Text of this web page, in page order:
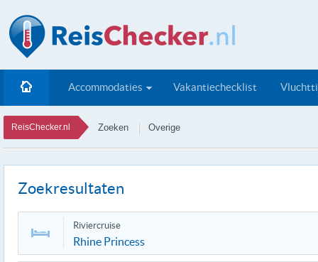
Accommodaties Vakantiechecklist
ReisChecker.nl Zoeken Overige
Zoekresultaten
Riviercruise
Rhine Princess